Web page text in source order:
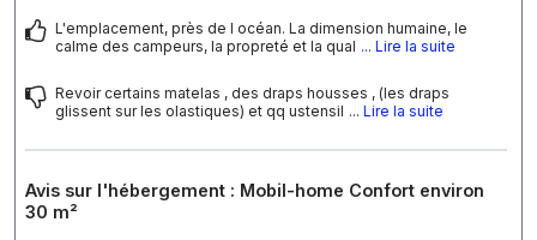
L'emplacement, près de l océan. La dimension humaine, le
calme des campeurs, la propreté et la qual ... Lire la suite
Revoir certains matelas , des draps housses , (les draps
glissent sur les olastiques) et qq ustensil ... Lire la suite
Avis sur l'hébergement : Mobil-home Confort environ
30 m²